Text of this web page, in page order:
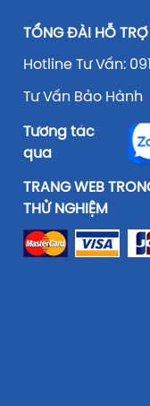
TỔNG ĐÀI HỖ TRỢ
Hotline Tư Vấn:
Tư Vấn Bảo Hành
Tương tác
qua
TRANG WEB
THỬ NGHIỆM